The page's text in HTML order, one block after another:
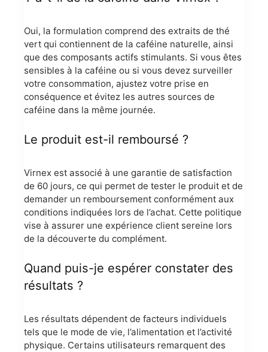
Oui, la formulation comprend des extraits de thé
vert qui contiennent de la caféine naturelle, ainsi
que des composants actifs stimulants. Si vous êtes
sensibles à la caféine ou si vous devez surveiller
votre consommation, ajustez votre prise en
conséquence et évitez les autres sources de
caféine dans la même journée.
Le produit est-il remboursé ?
Virnex est associé à une garantie de satisfaction
de 60 jours, ce qui permet de tester le produit et de
demander un remboursement conformément aux
conditions indiquées lors de l’achat. Cette politique
vise à assurer une expérience client sereine lors
de la découverte du complément.
Quand puis-je espérer constater des
résultats ?
Les résultats dépendent de facteurs individuels
tels que le mode de vie, l’alimentation et l’activité
physique. Certains utilisateurs remarquent des